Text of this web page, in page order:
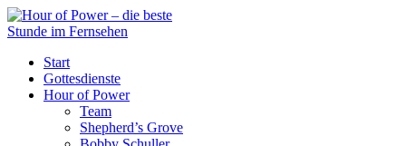
Start
Gottesdienste
Hour of Power
Team
Shepherd’s Grove